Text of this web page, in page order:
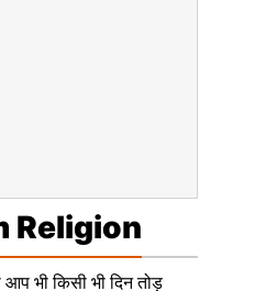
Religion
आप भी किसी भी दिन तोड़